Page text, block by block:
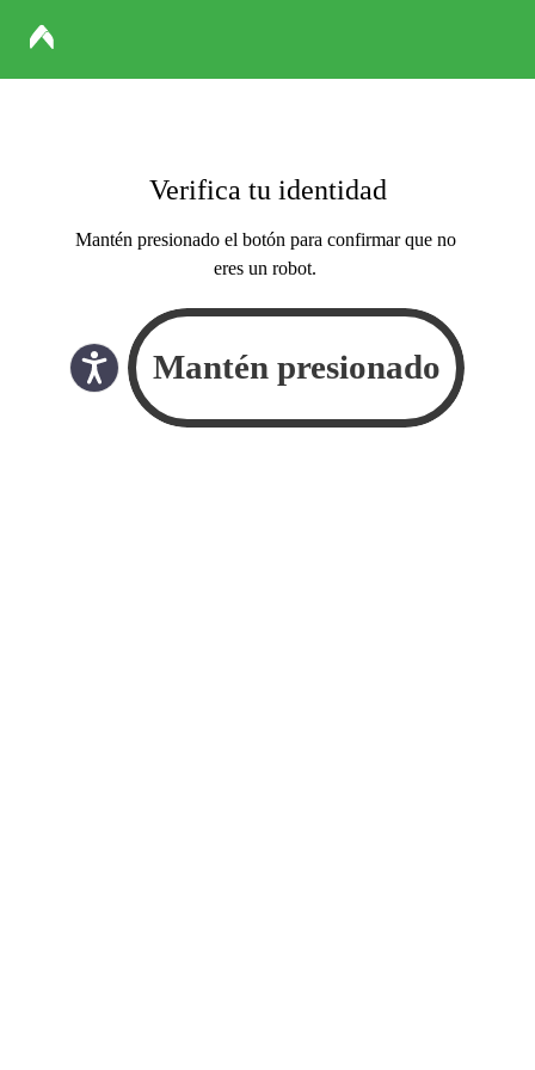
Verifica tu identidad
Mantén presionado el botón para confirmar que no
eres un robot.